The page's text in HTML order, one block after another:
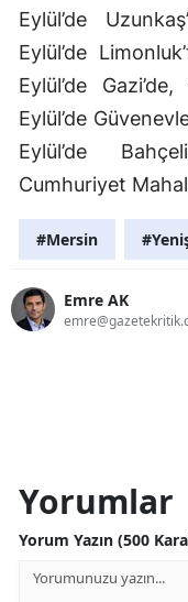
Eylül’de
Eylül’de
Eylül’de
Eylül’de
Eylül’de
Cumhuriyet
#Mersin
Emre AK
Yorumlar
Yorum Yazın (500